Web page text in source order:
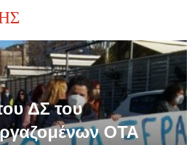
ΔΣ του
ΟΤΑ